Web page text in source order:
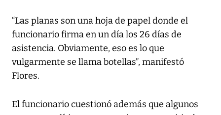
“Las planas son una hoja de papel donde el
funcionario firma en un día los 26 días de
asistencia. Obviamente, eso es lo que
vulgarmente se llama botellas”, manifestó
Flores.
El funcionario cuestionó además que algunos